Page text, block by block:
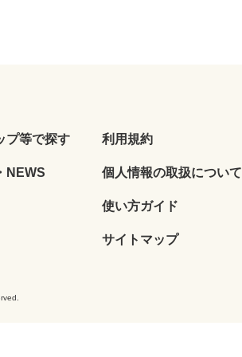
プ等で探す
NEWS
利用規約
個人情報の取扱について
使い方ガイド
サイトマップ